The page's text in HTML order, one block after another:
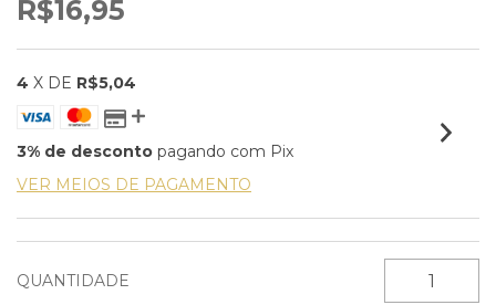
R$16,95
4 X DE R$5,04
3% de desconto pagando com Pix
VER MEIOS DE PAGAMENTO
QUANTIDADE